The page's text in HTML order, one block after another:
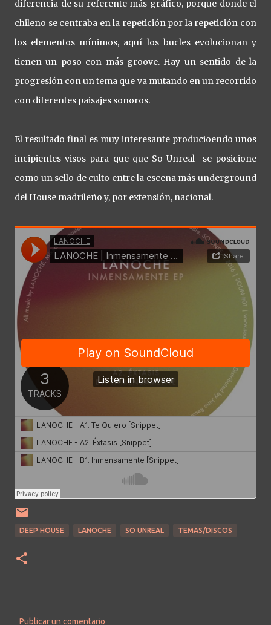
diferencia de su referente más gráfico, porque donde el
chileno se centraba en la repetición por la repetición con
los elementos mínimos, aquí los bucles evolucionan y
tienen un poso con más groove. Hay un sentido de la
progresión con un tema que va mutando en un recorrido
con diferentes paisajes sonoros.
El resultado final es muy interesante producioendo unos
incipientes visos para que que So Unreal se posicione
como un sello de culto entre la escena más underground
del House madrileño y, por extensión, nacional.
DEEP HOUSE LANOCHE SO UNREAL TEMAS/DISCOS
Publicar un comentario